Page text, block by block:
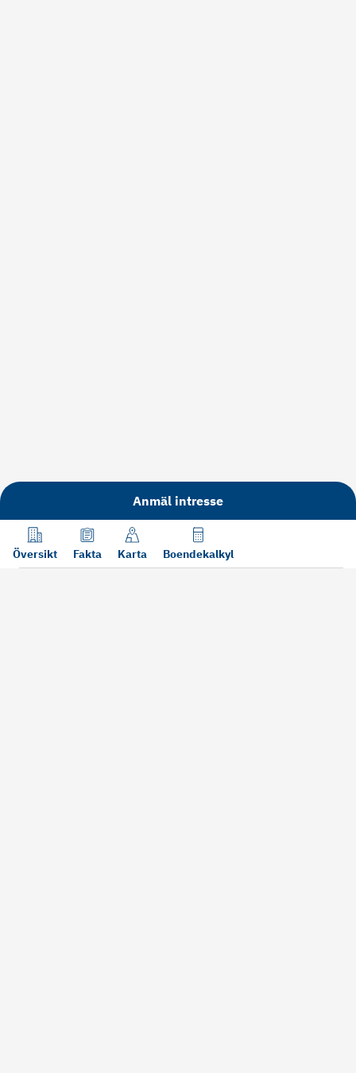
Anmäl intresse
Översikt Fakta Karta Boendekalkyl